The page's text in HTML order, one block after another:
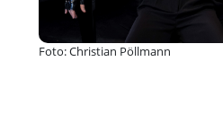
Foto: Christian Pöllmann